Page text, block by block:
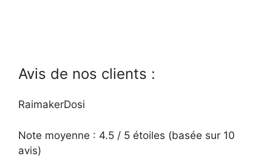
Avis de nos clients :
RaimakerDosi
Note moyenne : 4.5 / 5 étoiles (basée sur 10
avis)